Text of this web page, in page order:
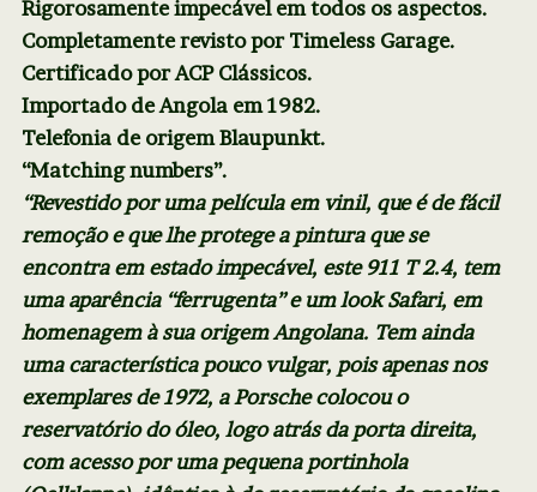
Rigorosamente impecável em todos os aspectos.
Completamente revisto por Timeless Garage.
Certificado por ACP Clássicos.
Importado de Angola em 1982.
Telefonia de origem Blaupunkt.
“Matching numbers”.
“Revestido por uma película em vinil, que é de fácil
remoção eque lhe protege a pintura que se
encontra em estado impecável, este 911 T 2.4, tem
uma aparência “ferrugenta” e um look Safari, em
homenagem à sua origem Angolana. Tem ainda
uma característica pouco vulgar, pois apenas nos
exemplares de 1972, a Porsche colocou o
reservatório do óleo, logo atrás da porta direita,
com acesso por uma pequena portinhola